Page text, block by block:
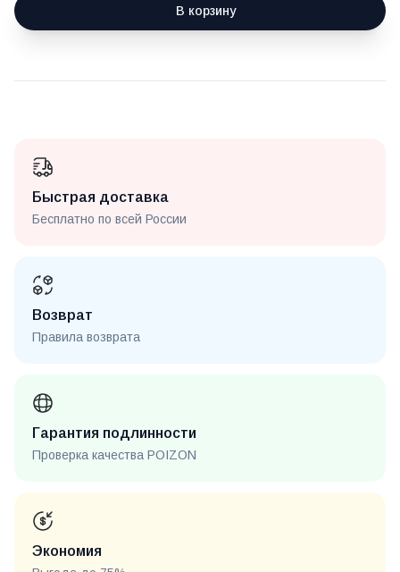
В корзину
Быстрая доставка
Бесплатно по всей России
Возврат
Правила возврата
Гарантия подлинности
Проверка качества POIZON
Экономия